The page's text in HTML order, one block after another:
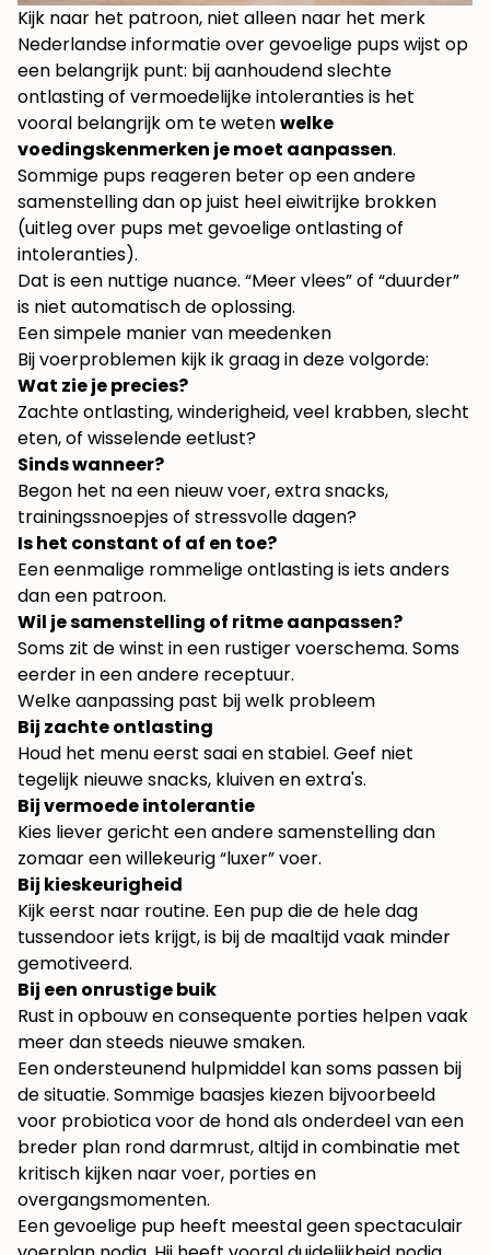
Kijk naar het patroon, niet alleen naar het merk
Nederlandse informatie over gevoelige pups wijst op
een belangrijk punt: bij aanhoudend slechte
ontlasting of vermoedelijke intoleranties is het
vooral belangrijk om te wetenwelke
voedingskenmerken je moet aanpassen.
Sommige pups reageren beter op een andere
samenstelling dan op juist heel eiwitrijke brokken
(uitleg over pups met gevoelige ontlasting of
intoleranties).
Dat is een nuttige nuance. “Meer vlees” of “duurder”
is niet automatisch de oplossing.
Een simpele manier van meedenken
Bij voerproblemen kijk ik graag in deze volgorde:
Wat zie je precies?
Zachte ontlasting, winderigheid, veel krabben, slecht
eten, of wisselende eetlust?
Sinds wanneer?
Begon het na een nieuw voer, extra snacks,
trainingssnoepjes of stressvolle dagen?
Is het constant of af en toe?
Een eenmalige rommelige ontlasting is iets anders
dan een patroon.
Wil je samenstelling of ritme aanpassen?
Soms zit de winst in een rustiger voerschema. Soms
eerder in een andere receptuur.
Welke aanpassing past bij welk probleem
Bij zachte ontlasting
Houd het menu eerst saai en stabiel. Geef niet
tegelijk nieuwe snacks, kluiven en extra's.
Bij vermoede intolerantie
Kies liever gericht een andere samenstelling dan
zomaar een willekeurig “luxer” voer.
Bij kieskeurigheid
Kijk eerst naar routine. Een pup die de hele dag
tussendoor iets krijgt, is bij de maaltijd vaak minder
gemotiveerd.
Bij een onrustige buik
Rust in opbouw en consequente porties helpen vaak
meer dan steeds nieuwe smaken.
Een ondersteunend hulpmiddel kan soms passen bij
de situatie. Sommige baasjes kiezen bijvoorbeeld
voor probiotica voor de hondals onderdeel van een
breder plan rond darmrust, altijd in combinatie met
kritisch kijken naar voer, porties en
overgangsmomenten.
Een gevoelige pup heeft meestal geen spectaculair